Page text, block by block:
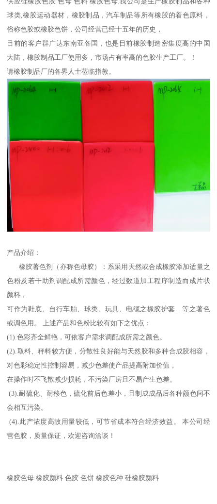
球类,橡胶运动器材，橡胶制品，汽车制品等所有橡胶的着色原料，
俗称色胶或橡胶色饼，公司经营已经十五年的历史，
目前的客户群广达东南亚各国，也是目前橡胶制造密集度高的中国
大陆，橡胶制品工厂使用多，市场占有率高的色胶生产工厂。！
请橡胶制品厂的各界人士莅临指教。
产品介绍：
橡胶著色剂（亦称色母胶）：系采用天然或合成橡胶添加适量之
色粉及若干助剂调配成所需颜色，经过数道加工程序制造而成片状
颜料，
可作为鞋底、自行车胎、球类、玩具、电缆之橡胶护套…等之著色
或调色用。 上述产品和色粉比较有如下之优点：
(1).色彩齐全鲜艳，可依客户需求调配成所需之颜色。
(2).取料、秤料较方便，分散性良好能与天然胶和多种合成胶相容，
对色彩稳定性控制容易，减少色差使产品提高附加价值，
在操作时不飞散减少损耗，不污染厂房且不易产生色差。
(3).耐硫化、耐移色，硫化前后色差小，且制成成品后各种颜色间不
会相互污染。
(4).此产浓度高故用量较低，可节省成本符合经济效益。 本公司经
营色胶，质量保证，欢迎咨询洽谈！
橡胶色母 橡胶颜料 色胶 色饼 橡胶色种 硅橡胶颜料